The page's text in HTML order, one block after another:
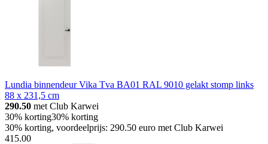
Lundia binnendeur Vika Tva BA01 RAL 9010 gelakt stomp links
88 x 231,5 cm
290.50 met Club Karwei
30% korting30% korting
30% korting, voordeelprijs: 290.50 euro met Club Karwei
415.00